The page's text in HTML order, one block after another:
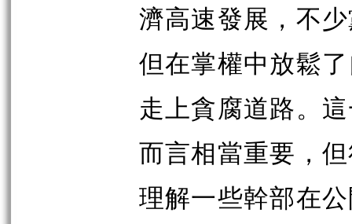
濟高速發展，不
但在掌權中放鬆
走上貪腐道路。
而言相當重要，
理解一些幹部在